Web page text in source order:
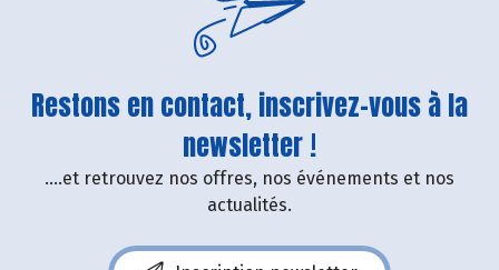
Restons en contact, inscrivez-vous à la
newsletter !
....et retrouvez nos offres, nos événements et nos
actualités.